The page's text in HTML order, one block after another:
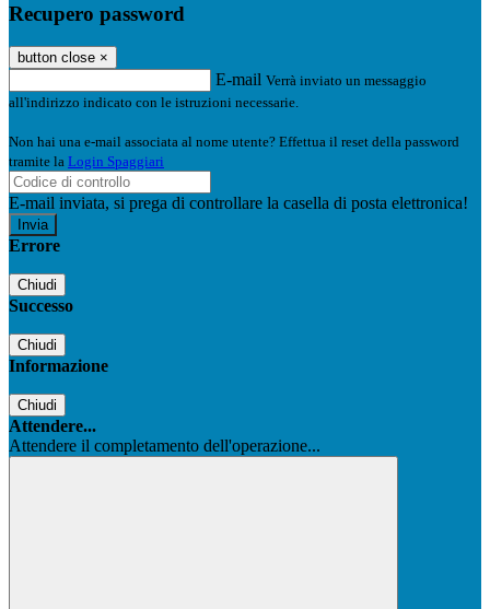
Recupero password
button close ×
E-mail Verrà inviato un messaggio
all'indirizzo indicato con le istruzioni necessarie.
Non hai una e-mail associata al nome utente? Effettua il reset della password
tramite la Login Spaggiari
E-mail inviata, si prega di controllare la casella di posta elettronica!
Errore
Chiudi
Successo
Chiudi
Informazione
Chiudi
Attendere...
Attendere il completamento dell'operazione...